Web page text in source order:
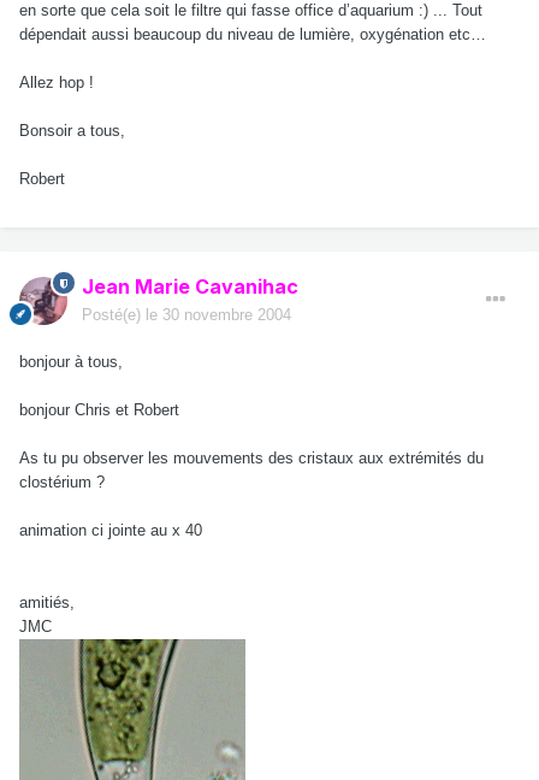
en sorte que cela soit le filtre qui fasse office d’aquarium :) ... Tout
dépendait aussi beaucoup du niveau de lumière, oxygénation etc…
Allez hop !
Bonsoir a tous,
Robert
Jean Marie Cavanihac
Posté(e) le 30 novembre 2004
bonjour à tous,
bonjour Chris et Robert
As tu pu observer les mouvements des cristaux aux extrémités du
clostérium ?
animation ci jointe au x 40
amitiés,
JMC